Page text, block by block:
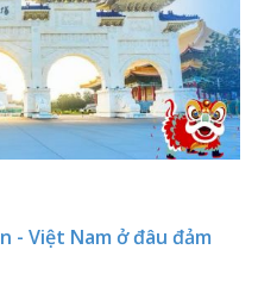
- Việt Nam ở đâu đảm